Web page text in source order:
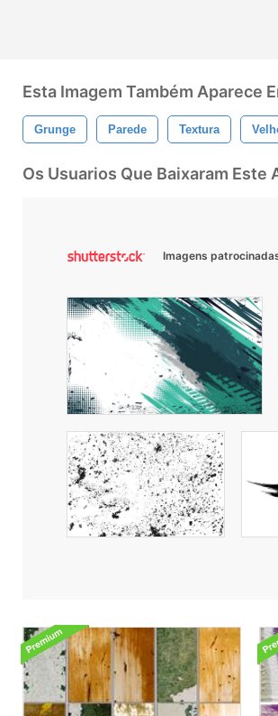
Esta Imagem Também Aparece
Grunge Parede Textura
Os Usuarios Que Baixaram Este
Imagens